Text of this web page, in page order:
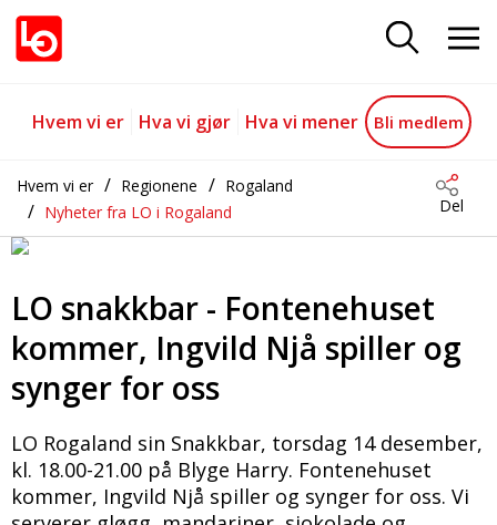
LO Snakkbar 14.dsember 23
Gå til hovedinnhold
Gå til navigasjon
Hvem vi er Hva vi gjør Hva vi mener Bli medlem
Hvem vi er Regionene
Rogaland
Nyheter fra LO i Rogaland
Del
LO snakkbar - Fontenehuset
kommer, Ingvild Njå spiller og
synger for oss
LO Rogaland sin Snakkbar, torsdag 14 desember,
kl. 18.00-21.00 på Blyge Harry. Fontenehuset
kommer, Ingvild Njå spiller og synger for oss. Vi